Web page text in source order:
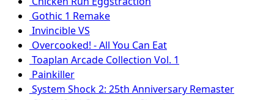
Gothic 1 Remake
Invincible VS
Overcooked! - All You Can Eat
Toaplan Arcade Collection Vol. 1
Painkiller
System Shock 2: 25th Anniversary Remaster